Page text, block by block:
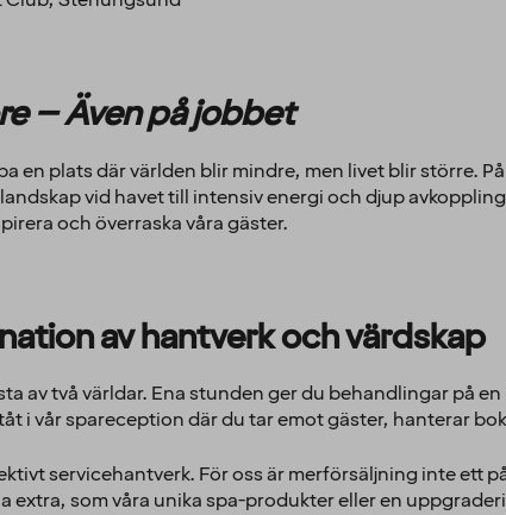
– Även på jobbet
en plats där världen blir mindre, men livet blir större.
vid havet till intensiv energi och djup
och överraska våra gäster.
av hantverk och värdskap
av två världar. Ena stunden ger du behandlingar på
i vår spareception där du tar emot gäster, hanterar
servicehantverk. För oss är merförsäljning inte ett
extra, som våra unika spa-produkter eller en